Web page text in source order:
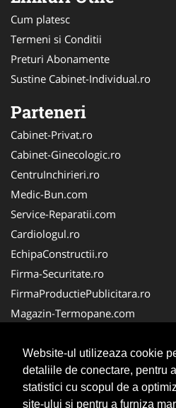
Website-ul utilizeaza cookie
detaliile de conectare, pentru
statistici cu scopul de a
site-ului si pentru a furniza
Cum platesc
Termeni si Conditii
Preturi Abonamente
Sustine Cabinet-Individual.ro
Parteneri
Cabinet-Privat.ro
Cabinet-Ginecologic.ro
CentruInchirieri.ro
Medic-Bun.com
Service-Reparatii.com
Cardiologul.ro
EchipaConstructii.ro
Firma-Securitate.ro
FirmaProductiePublicitara.ro
Magazin-Termopane.com
CramaVinuri.ro
FirmaTractariAuto.ro
InstalatiiSolare.com